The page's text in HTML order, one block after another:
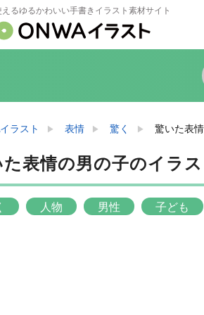
るゆるかわいい手書きイラスト素材サイト
ラスト 表情 驚く 驚いた表
た表情の男の子のイラ
人物 男性 子ども